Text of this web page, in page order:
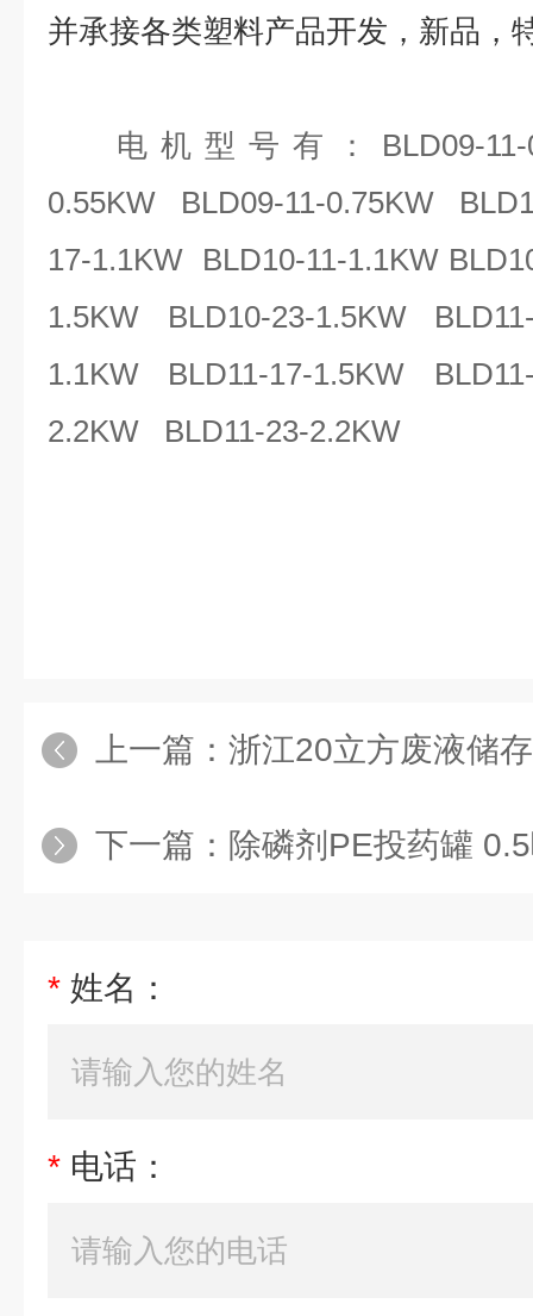
并承接各类塑料产品开发，新品，
电机型号有： BLD09-
0.55KW BLD09-11-0.75KW
17-1.1KW BLD10-11-1.1KW
1.5KW BLD10-23-1.5KW
1.1KW BLD11-17-1.5KW
2.2KW BLD11-23-2.2KW
上一篇： 浙江20立方废液储
下一篇： 除磷剂PE投药罐
* 姓名：
* 电话：